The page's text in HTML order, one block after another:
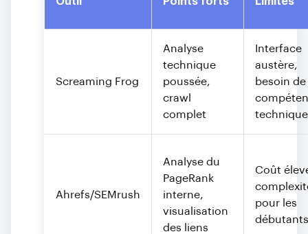
Screaming Frog
Analyse
technique
poussée,
crawl
complet
Interface
austère,
besoin de
Ahrefs/SEMrush
Analyse du
PageRank
interne,
visualisation
des liens
Coût
pour les
débutants